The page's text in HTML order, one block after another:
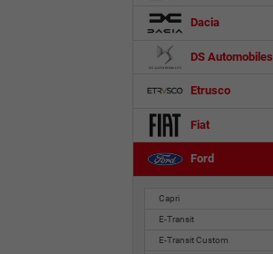
Dacia
DS Automobiles
Etrusco
Fiat
Ford
Capri
E-Transit
E-Transit Custom